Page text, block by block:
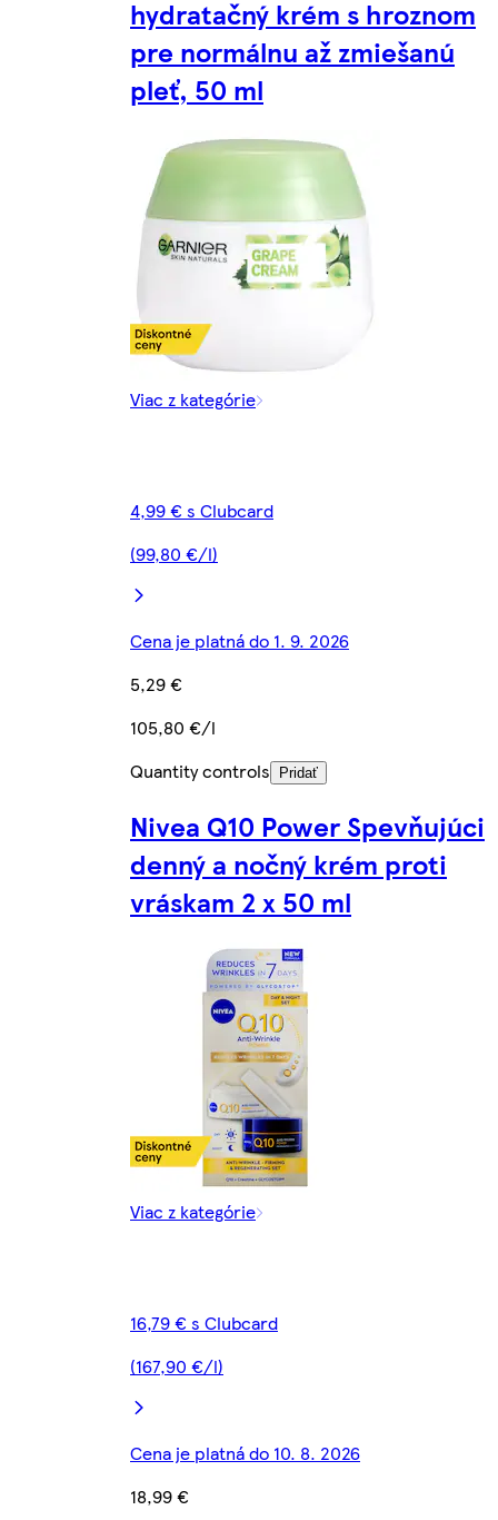
hydratačný krém s hroznom
pre normálnu až zmiešanú
pleť, 50 ml
Viac z kategórie
4,99 € s Clubcard
(99,80 €/l)
Cena je platná do 1. 9. 2026
5,29 €
105,80 €/l
Quantity controls
Pridať
Nivea Q10 Power Spevňujúci
denný a nočný krém proti
vráskam 2 x 50 ml
Viac z kategórie
16,79 € s Clubcard
(167,90 €/l)
Cena je platná do 10. 8. 2026
18,99 €